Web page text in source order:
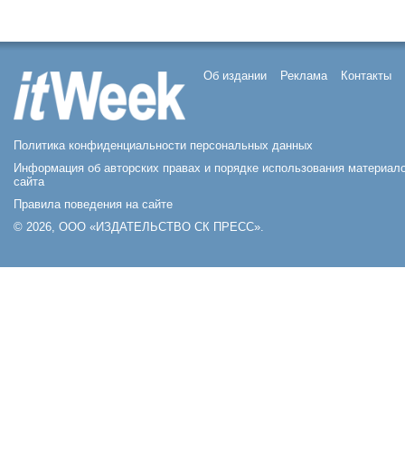
Об издании Реклама Контакты
Политика конфиденциальности персональных данных
Информация об авторских правах и порядке использования
сайта
Правила поведения на сайте
© 2026, ООО «ИЗДАТЕЛЬСТВО СК ПРЕСС».